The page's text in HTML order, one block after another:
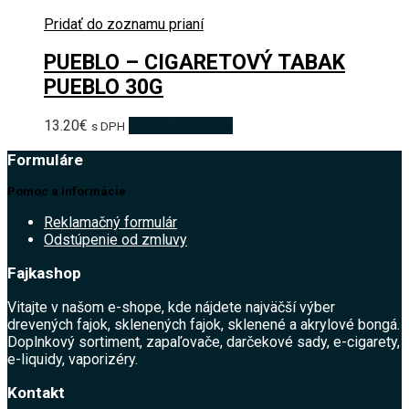
Pridať do zoznamu prianí
PUEBLO – CIGARETOVÝ TABAK
PUEBLO 30G
13.20€ s DPH
Formuláre
Pomoc a informácie
Reklamačný formulár
Odstúpenie od zmluvy
Fajkashop
Vitajte v našom e-shope, kde nájdete najväčší výber
drevených fajok, sklenených fajok, sklenené a akrylové bongá.
Doplnkový sortiment, zapaľovače, darčekové sady, e-cigarety,
e-liquidy, vaporizéry.
Kontakt